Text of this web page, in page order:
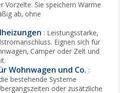
Vorzelte. Sie speichern Wärme
ab, ohne
: Leistungsstarke,
Eignen sich für
Camper oder Zelt und
Wohnwagen und Co. :
bestehende Systeme
oder zusätzliche